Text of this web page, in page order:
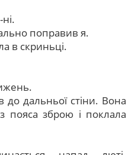
поправив я.
в скриньці.
до дальньої стіни. Вона
пояса зброю і поклала